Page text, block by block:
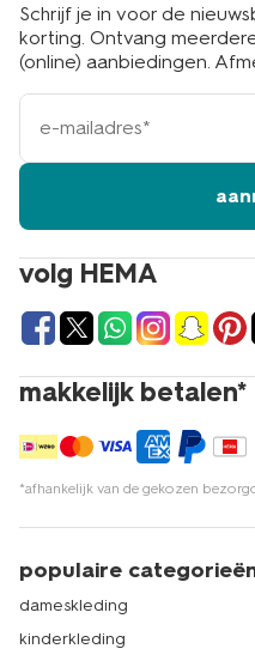
volg HEMA
makkelijk betalen*
*afhankelijk van de gekozen
Schrijf je in voor de
korting. Ontvang
(online) aanbiedingen.
e-
mailadres
populaire
dameskleding
kinderkleding